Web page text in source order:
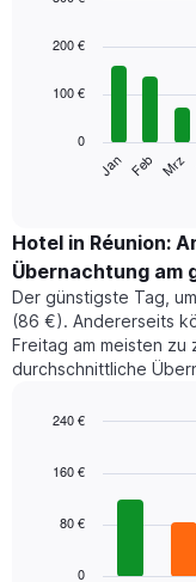
chart
bars.
folgende
den
durchschnittlichen
Zimmerpreis
im
jeweiligen
Monat
an.
Diagramm
die
graphic.
Jan Feb Mrz
0
100 €
200 €
Hotel in Réunion:
Übernachtung am
Der günstigste Tag,
(86 €). Andererseits
Freitag am meisten
durchschnittliche
chart
bars.
0
80 €
160 €
240 €